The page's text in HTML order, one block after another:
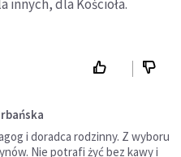
innych, dla Kościoła.
i doradca rodzinny. Z wyboru
Nie potrafi żyć bez kawy i